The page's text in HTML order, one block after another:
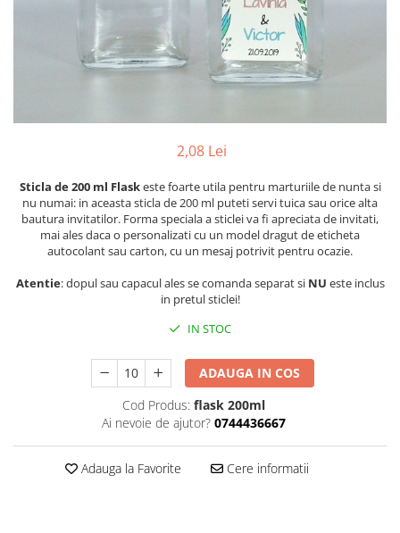
Pungi si cutii prajituri
Sticle si borcane
Cutii flori de hartie
Cutii flori de sapun
Cutii flori mixte
2020 Craciun si Anul Nou
2021 Crăciun
2022 Crăciun
2023 Crăciun
8 Martie
Buchete extravagante
HOME & OFFICE Deco
2,08 Lei
Sticla de 200 ml Flaskeste foarte utila pentru marturiile de nunta si
nu numai: in aceasta sticla de 200 ml puteti servi tuica sau orice alta
bautura invitatilor. Forma speciala a sticlei va fi apreciata de invitati,
mai ales daca o personalizati cu un model dragut de eticheta
autocolant sau carton, cu un mesaj potrivit pentru ocazie.
Atentie: dopul sau capacul ales se comanda separat si NU este inclus
in pretul sticlei!
IN STOC
ADAUGA IN COS
Cod Produs: flask 200ml
Ai nevoie de ajutor? 0744436667
Adauga la Favorite Cere informatii